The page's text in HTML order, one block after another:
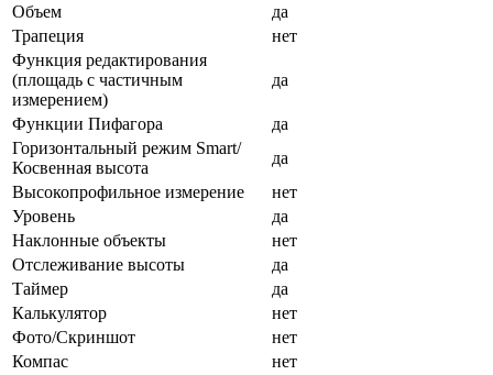
Объем
да
Трапеция
нет
Функция редактирования
(площадь с частичным
измерением)
да
Функции Пифагора
да
Горизонтальный режим Smart/
Косвенная высота
да
Высокопрофильное измерение
нет
Уровень
да
Наклонные объекты
нет
Отслеживание высоты
да
Таймер
да
Калькулятор
нет
Фото/Скриншот
нет
Компас
нет